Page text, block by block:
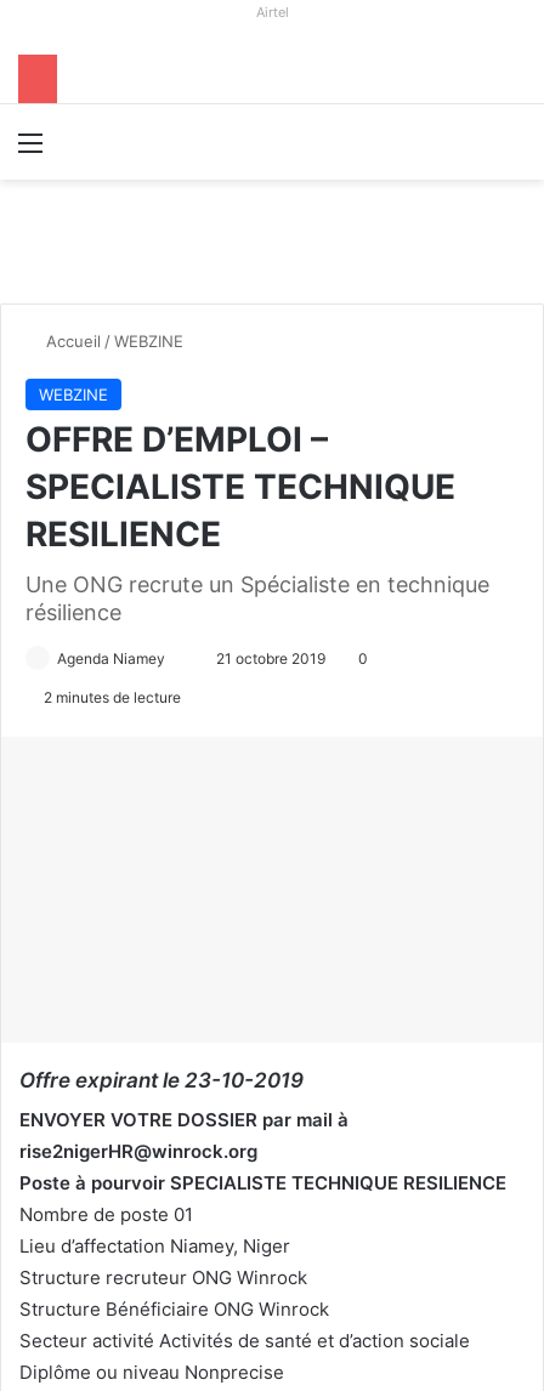
Airtel
Accueil /WEBZINE
WEBZINE
OFFRE D’EMPLOI –
SPECIALISTE TECHNIQUE
RESILIENCE
Une ONG recrute un Spécialiste en technique
résilience
Agenda Niamey
l
21 octobre 2019 0
2 minutes de lecture
Offre expirant le 23-10-2019
ENVOYER VOTRE DOSSIER par mail à
rise2nigerHR@winrock.org
Poste à pourvoir SPECIALISTE TECHNIQUE RESILIENCE
Nombre de poste 01
Lieu d’affectation Niamey, Niger
Structure recruteur ONG Winrock
Structure Bénéficiaire ONG Winrock
Secteur activité Activités de santé et d’action sociale
Diplôme ou niveau Nonprecise